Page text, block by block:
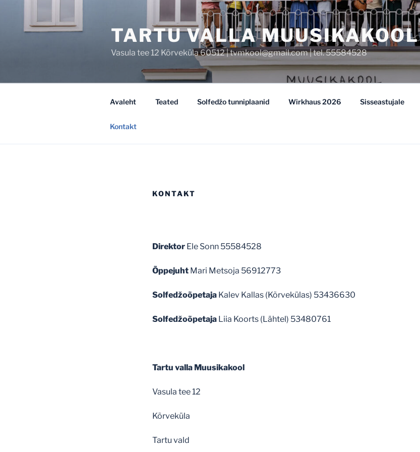
content
TARTU VALLA MUUSIKAKOOL
Vasula tee 12 Kõrveküla 60512 | tvmkool@gmail.com | tel. 55584528
Avaleht Teated Solfedžo tunniplaanid Wirkhaus 2026 Sisseastujale
Kontakt
KONTAKT
Direktor Ele Sonn 55584528
Õppejuht Mari Metsoja 56912773
Solfedžoõpetaja Kalev Kallas (Kõrvekülas) 53436630
Solfedžoõpetaja Liia Koorts (Lähtel) 53480761
Tartu valla Muusikakool
Vasula tee 12
Kõrveküla
Tartu vald